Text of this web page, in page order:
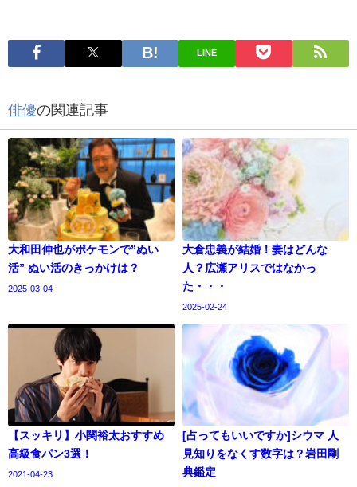
LINE
俳優の関連記事
大和田伸也がポケモンで”ぬい
活” ぬい活のきっかけは？
2025-03-04
大倉忠義が結婚！妻はどんな
人？広瀬アリスではなかっ
た・・・
2025-02-24
【スッキリ】小関裕太おすすめ
高級食パン3選！
2021-04-23
[占ってもいいですか]シウマ 人
見知りをなくす数字は？岩田剛
典鑑定